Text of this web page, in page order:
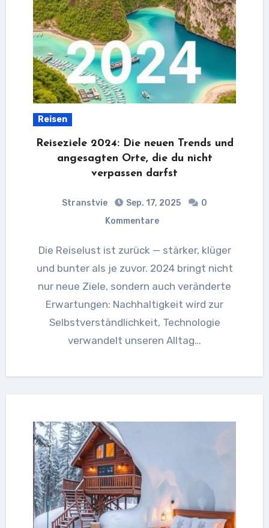
Reisen
Reiseziele 2024: Die neuen Trends und
angesagten Orte, die du nicht
verpassen darfst
Stranstvie Sep. 17, 2025
0
Kommentare
Die Reiselust ist zurück — stärker, klüger
und bunter als je zuvor. 2024 bringt nicht
nur neue Ziele, sondern auch veränderte
Erwartungen: Nachhaltigkeit wird zur
Selbstverständlichkeit, Technologie
verwandelt unseren Alltag…